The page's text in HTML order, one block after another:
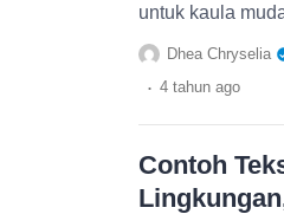
untuk kaula
Dhea Chryselia
. 4 tahun ago
Contoh